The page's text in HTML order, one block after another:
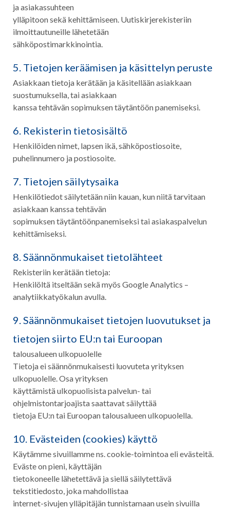
ja asiakassuhteen
ylläpitoon sekä kehittämiseen. Uutiskirjerekisteriin
ilmoittautuneille lähetetään
sähköpostimarkkinointia.
5. Tietojen keräämisen ja käsittelyn peruste
Asiakkaan tietoja kerätään ja käsitellään asiakkaan
suostumuksella, tai asiakkaan
kanssa tehtävän sopimuksen täytäntöön panemiseksi.
6. Rekisterin tietosisältö
Henkilöiden nimet, lapsen ikä, sähköpostiosoite,
puhelinnumero ja postiosoite.
7. Tietojen säilytysaika
Henkilötiedot säilytetään niin kauan, kun niitä tarvitaan
asiakkaan kanssa tehtävän
sopimuksen täytäntöönpanemiseksi tai asiakaspalvelun
kehittämiseksi.
8. Säännönmukaiset tietolähteet
Rekisteriin kerätään tietoja:
Henkilöltä itseltään sekä myös Google Analytics –
analytiikkatyökalun avulla.
9. Säännönmukaiset tietojen luovutukset ja
tietojen siirto EU:n tai Euroopan
talousalueen ulkopuolelle
Tietoja ei säännönmukaisesti luovuteta yrityksen
ulkopuolelle. Osa yrityksen
käyttämistä ulkopuolisista palvelun- tai
ohjelmistontarjoajista saattavat säilyttää
tietoja EU:n tai Euroopan talousalueen ulkopuolella.
10. Evästeiden (cookies) käyttö
Käytämme sivuillamme ns. cookie-toimintoa eli evästeitä.
Eväste on pieni, käyttäjän
tietokoneelle lähetettävä ja siellä säilytettävä
tekstitiedosto, joka mahdollistaa
internet-sivujen ylläpitäjän tunnistamaan usein sivuilla